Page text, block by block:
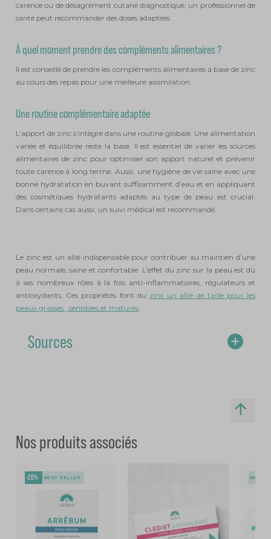
carence ou de désagrément cutané diagnostiqué, un professionnel de
santé peut recommander des doses adaptées.
À quel moment prendre des compléments alimentaires ?
Il est conseillé de prendre les compléments alimentaires à base de zinc
au cours des repas pour une meilleure assimilation.
Une routine complémentaire adaptée
L’apport de zinc s’intègre dans une routine globale. Une alimentation
variée et équilibrée reste la base. Il est essentiel de varier les sources
alimentaires de zinc pour optimiser son apport naturel et prévenir
toute carence à long terme. Aussi, une hygiène de vie saine avec une
bonne hydratation en buvant suffisamment d’eau et en appliquant
des cosmétiques hydratants adaptés au type de peau est crucial.
Dans certains cas aussi, un suivi médical est recommandé.
Le zinc est un allié indispensable pour contribuer au maintien d’une
peau normale, saine et confortable. L’effet du zinc sur la peau est dû
à ses nombreux rôles à la fois anti-inflammatoires, régulateurs et
antioxydants. Ces propriétés font du zinc un allié de taille pour les
peaux grasses , sensibles et matures.
Sources
Nos produits associés
-20% BEST SELLER BEST